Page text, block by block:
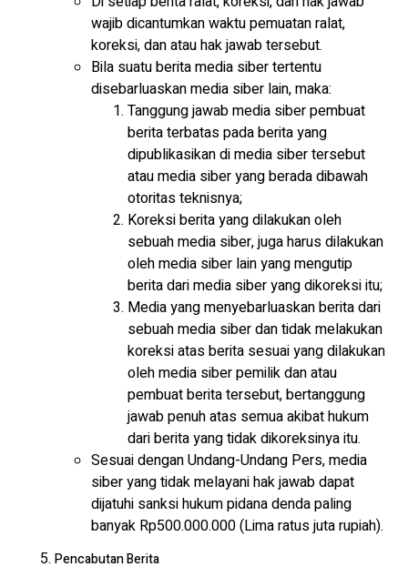
wajib dicantumkan waktu pemuatan ralat,
koreksi, dan atau hak jawab tersebut.
Bila suatu berita media siber tertentu
disebarluaskan media siber lain, maka:
Tanggung jawab media siber pembuat
berita terbatas pada berita yang
dipublikasikan di media siber tersebut
atau media siber yang berada dibawah
otoritas teknisnya;
Koreksi berita yang dilakukan oleh
sebuah media siber, juga harus dilakukan
oleh media siber lain yang mengutip
berita dari media siber yang dikoreksi itu;
Media yang menyebarluaskan berita dari
sebuah media siber dan tidak melakukan
koreksi atas berita sesuai yang dilakukan
oleh media siber pemilik dan atau
pembuat berita tersebut, bertanggung
jawab penuh atas semua akibat hukum
dari berita yang tidak dikoreksinya itu.
Sesuai dengan Undang-Undang Pers, media
siber yang tidak melayani hak jawab dapat
dijatuhi sanksi hukum pidana denda paling
banyak Rp500.000.000 (Lima ratus juta rupiah).
Pencabutan Berita